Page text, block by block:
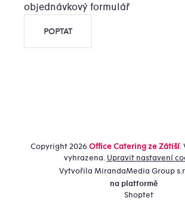
objednávkový formulář
POPTAT
Vytvořila MirandaMedia Group
na platformě
Shoptet
Copyright 2026Office Catering ze Zátiší.
vyhrazena. Upravit nastavení